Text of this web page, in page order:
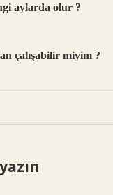
aylarda olur ?
çalışabilir miyim ?